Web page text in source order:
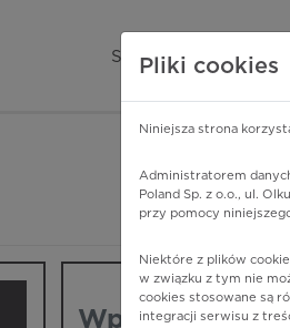
wiedzy o
SERWISY
Wpisz nazwę lub substancję
Pliki cookies
Niniejsza strona
Administratorem
Poland Sp. z o.o., ul.
przy pomocy
Niektóre z plików
w związku z tym nie
cookies stosowane są
integracji serwisu z